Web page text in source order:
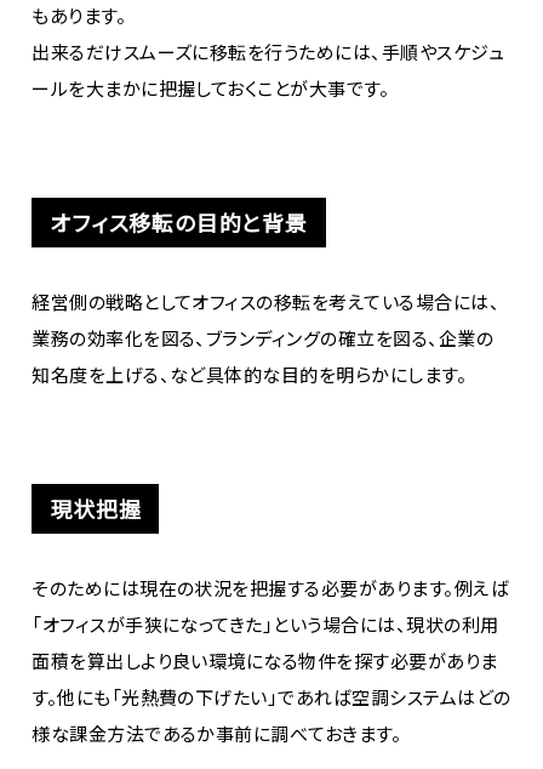
もあります。
出来るだけスムーズに移転を行うためには、手順やスケジュ
ールを大まかに把握しておくことが大事です。
オフィス移転の目的と背景
経営側の戦略としてオフィスの移転を考えている場合には、
業務の効率化を図る、ブランディングの確立を図る、企業の
知名度を上げる、など具体的な目的を明らかにします。
現状把握
そのためには現在の状況を把握する必要があります。例えば
「オフィスが手狭になってきた」という場合には、現状の利用
面積を算出しより良い環境になる物件を探す必要がありま
す。他にも「光熱費の下げたい」であれば空調システムはどの
様な課金方法であるか事前に調べておきます。